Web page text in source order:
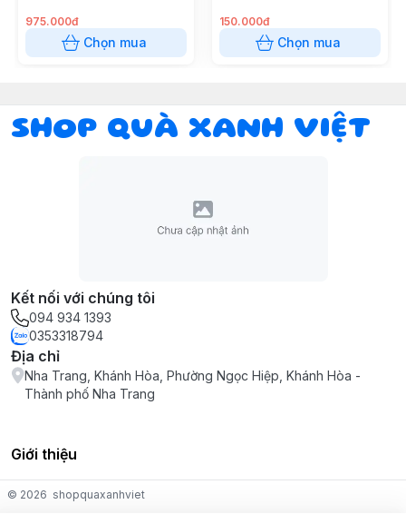
975.000đ
Chọn mua
150.000đ
Chọn mua
SHOP QUÀ XANH VIỆT
Kết nối với chúng tôi
094 934 1393
0353318794
Địa chỉ
Nha Trang, Khánh Hòa, Phường Ngọc Hiệp, Khánh Hòa -
Thành phố Nha Trang
Giới thiệu
© 2026 shopquaxanhviet